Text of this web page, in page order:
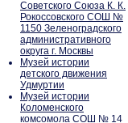
Советского Союза К. К.
Рокоссовского СОШ №
1150 Зеленоградского
административного
округа г. Москвы
Музей истории
детского движения
Удмуртии
Музей истории
Коломенского
комсомола СОШ № 14